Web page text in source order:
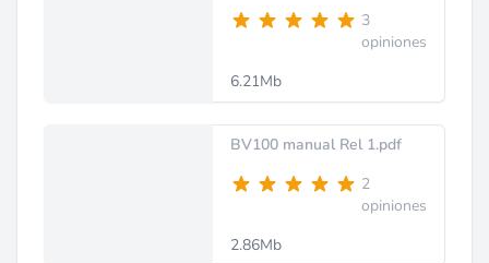
3
opiniones
6.21Mb
BV100 manual Rel 1.pdf
2
opiniones
2.86Mb